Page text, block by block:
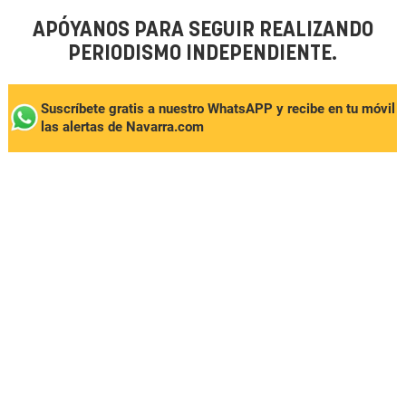
APÓYANOS PARA SEGUIR REALIZANDO
PERIODISMO INDEPENDIENTE.
Suscríbete gratis a nuestro WhatsAPP y recibe en tu móvil
las alertas de Navarra.com